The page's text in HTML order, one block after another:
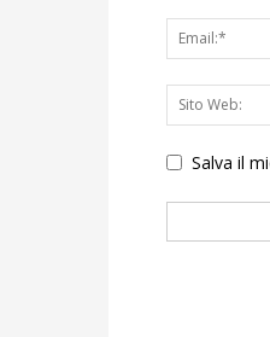
Salva il